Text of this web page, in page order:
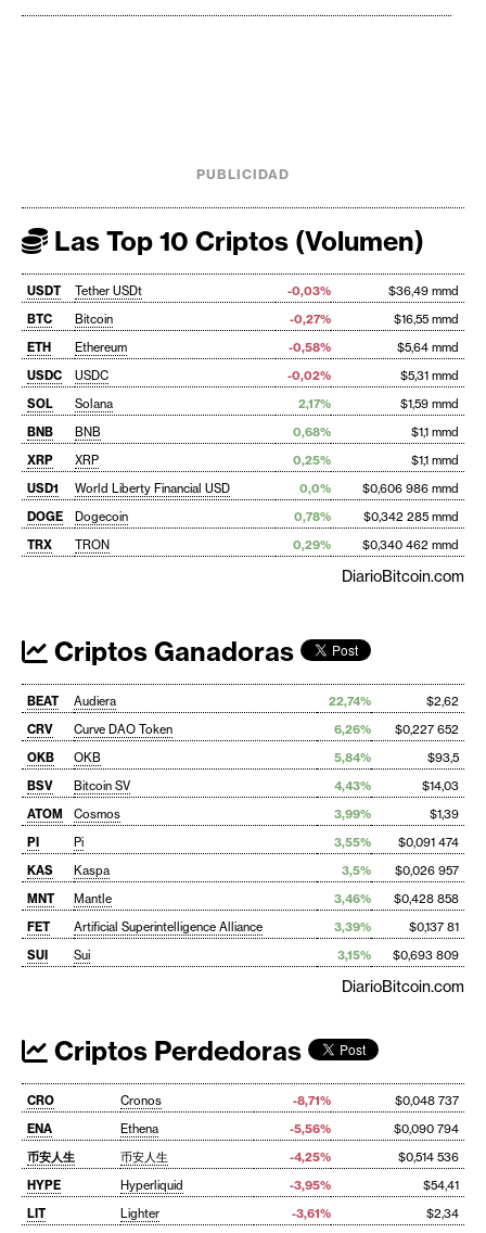
PUBLICIDAD
Las Top 10 Criptos (Volumen)
USDT Tether USDt -0,03%
$36,49 mmd
BTC
Bitcoin -0,27%
$16,55 mmd
ETH
Ethereum -0,58%
$5,64 mmd
USDC
USDC -0,02%
$5,31 mmd
SOL
Solana 2,17%
$1,59 mmd
BNB
BNB 0,68%
$1,1 mmd
XRP
XRP 0,25%
$1,1 mmd
USD1
World Liberty Financial USD 0,0%
$0,606 986 mmd
DOGE
Dogecoin 0,78%
$0,342 285 mmd
TRX
TRON 0,29% $0,340 462 mmd
DiarioBitcoin.com
Criptos Ganadoras
BEAT Audiera 22,74%
$2,62
CRV
Curve DAO Token 6,26%
$0,227 652
OKB
OKB 5,84%
$93,5
BSV
Bitcoin SV 4,43%
$14,03
ATOM
Cosmos 3,99%
$1,39
PI
Pi 3,55%
$0,091 474
KAS
Kaspa 3,5%
$0,026 957
MNT
Mantle 3,46%
$0,428 858
FET
Artificial Superintelligence Alliance 3,39%
$0,137 81
SUI
Sui 3,15% $0,693 809
DiarioBitcoin.com
Criptos Perdedoras
CRO Cronos -8,71%
$0,048 737
ENA
Ethena -5,56%
$0,090 794
币安人生
币安人生 -4,25%
$0,514 536
HYPE
Hyperliquid -3,95%
$54,41
LIT
Lighter -3,61% $2,34